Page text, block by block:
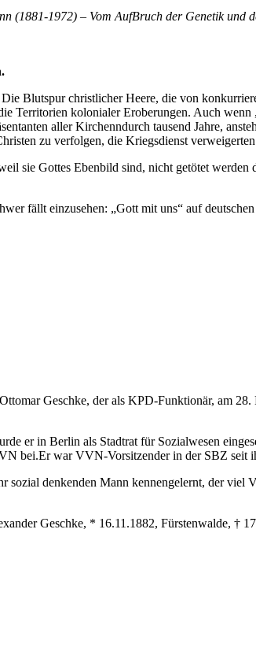
(1881-1972) – Vom AufBruch der Genetik und
Blutspur christlicher Heere, die von
Territorien kolonialer Eroberungen. Auch
aller Kirchenndurch tausend Jahre,
zu verfolgen, die Kriegsdienst
sie Gottes Ebenbild sind, nicht getötet werden
fällt einzusehen: „Gott mit uns“ auf
Geschke, der als KPD-Funktionär, am 28.
er in Berlin als Stadtrat für Sozialwesen
bei.Er war VVN-Vorsitzender in der SBZ
denkenden Mann kennengelernt, der viel
Geschke, * 16.11.1882, Fürstenwalde,